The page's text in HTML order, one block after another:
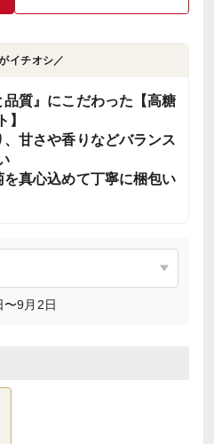
イチオシ／
質』にこだわった【高糖
】
甘さや香りなどバランス
真心込めて丁寧に梱包い
9月2日